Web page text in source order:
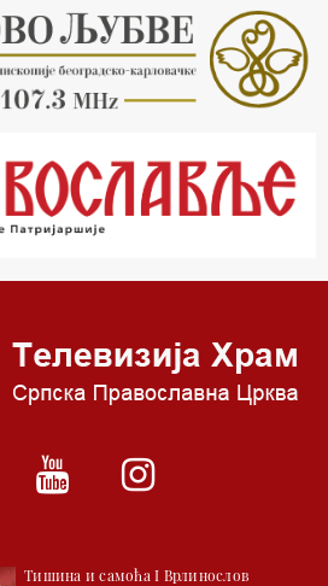
и трибине
и трибине
на сваки пун сат
Тишина и самоћа I Врлинослов